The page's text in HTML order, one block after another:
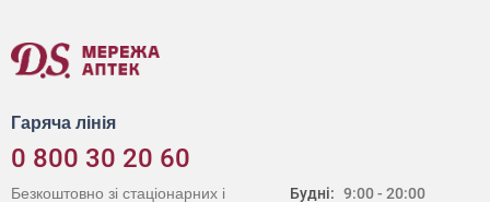
Гаряча лінія
0 800 30 20 60
Будні: 9:00 - 20:00
Безкоштовно зі стаціонарних і